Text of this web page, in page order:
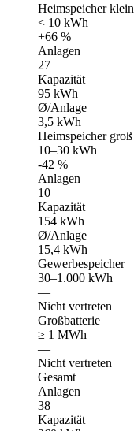
Heimspeicher klein
< 10 kWh
+66 %
Anlagen
27
Kapazität
95 kWh
Ø/Anlage
3,5 kWh
Heimspeicher groß
10–30 kWh
-42 %
Anlagen
10
Kapazität
154 kWh
Ø/Anlage
15,4 kWh
Gewerbespeicher
30–1.000 kWh
—
Nicht vertreten
Großbatterie
≥ 1 MWh
—
Nicht vertreten
Gesamt
Anlagen
38
Kapazität